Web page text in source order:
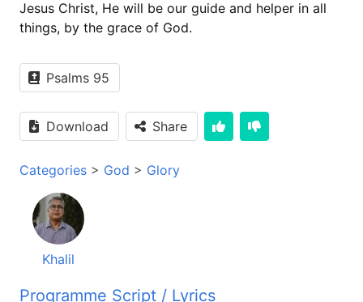
Jesus Christ, He will be our guide and helper in all
things, by the grace of God.
Psalms 95
Download Share
Categories > God > Glory
Khalil
Programme Script / Lyrics